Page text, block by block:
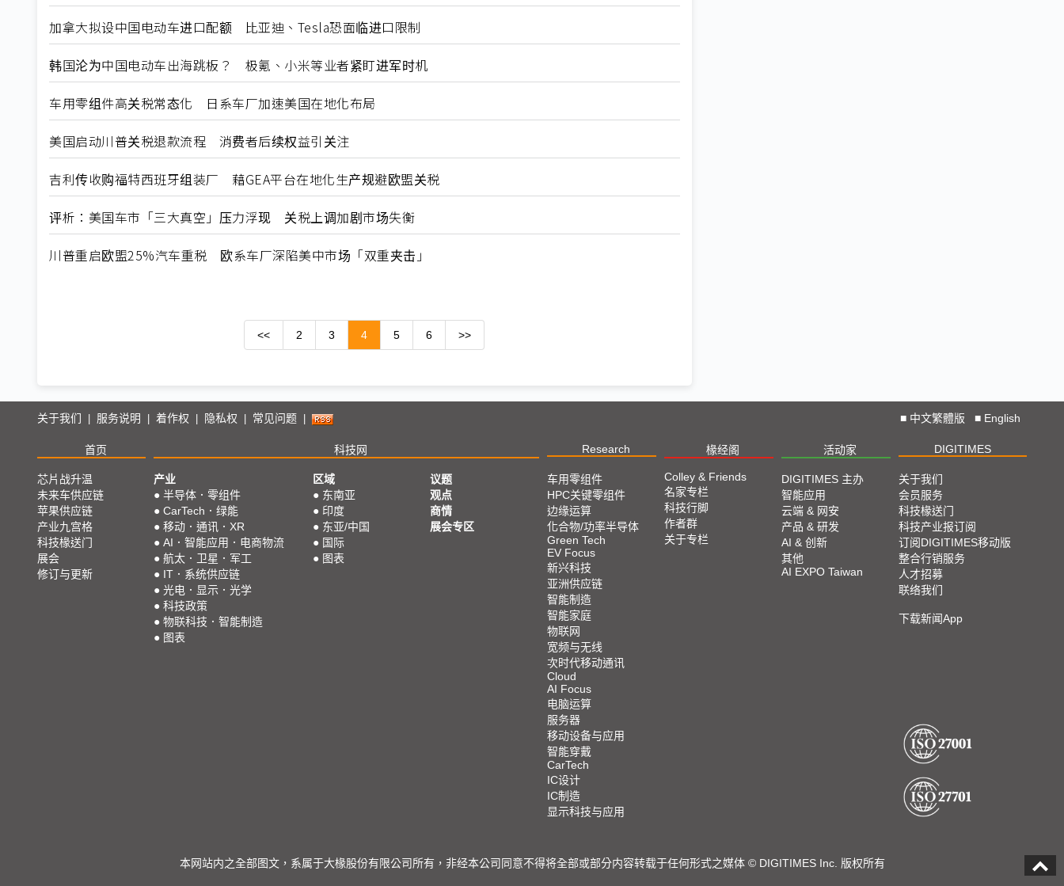
加拿大拟设中国电动车进口配额 比亚迪、Tesla恐面临进口限制
韩国沦为中国电动车出海跳板？ 极氪、小米等业者紧盯进军时机
车用零组件高关税常态化 日系车厂加速美国在地化布局
美国启动川普关税退款流程 消费者后续权益引关注
吉利传收购福特西班牙组装厂 藉GEA平台在地化生产规避欧盟关税
评析：美国车市「三大真空」压力浮现 关税上调加剧市场失衡
川普重启欧盟25%汽车重税 欧系车厂深陷美中市场「双重夹击」
<< 2 3 4 5 6 >>
关于我们 服务说明 着作权 隐私权 常见问题 ■ 中文繁體版 ■ English
首页 科技网 Research 椽经阁 活动家 DIGITIMES
芯片战升温
未来车供应链
苹果供应链
产业九宫格
科技椽送门
展会
修订与更新
产业
● 半导体．零组件
● CarTech．绿能
● 移动．通讯．XR
● AI．智能应用．电商物流
● 航太．卫星．军工
● IT．系统供应链
● 光电．显示．光学
● 科技政策
● 物联科技．智能制造
● 图表
区域
● 东南亚
● 印度
● 东亚/中国
● 国际
● 图表
议题
观点
商情
展会专区
车用零组件
HPC关键零组件
边缘运算
化合物/功率半导体
Green Tech
EV Focus
新兴科技
亚洲供应链
智能制造
智能家庭
物联网
宽频与无线
次时代移动通讯
Cloud
AI Focus
电脑运算
服务器
移动设备与应用
智能穿戴
CarTech
IC设计
IC制造
显示科技与应用
Colley & Friends
名家专栏
科技行脚
作者群
关于专栏
DIGITIMES 主办
智能应用
云端 & 网安
产品 & 研发
AI & 创新
其他
AI EXPO Taiwan
关于我们
会员服务
科技椽送门
科技产业报订阅
订阅DIGITIMES移动版
整合行销服务
人才招募
联络我们
下载新闻App
本网站内之全部图文，系属于大椽股份有限公司所有，非经本公司同意不得将全部或部分内容转载于任何形式之媒体 © DIGITIMES Inc. 版权所有